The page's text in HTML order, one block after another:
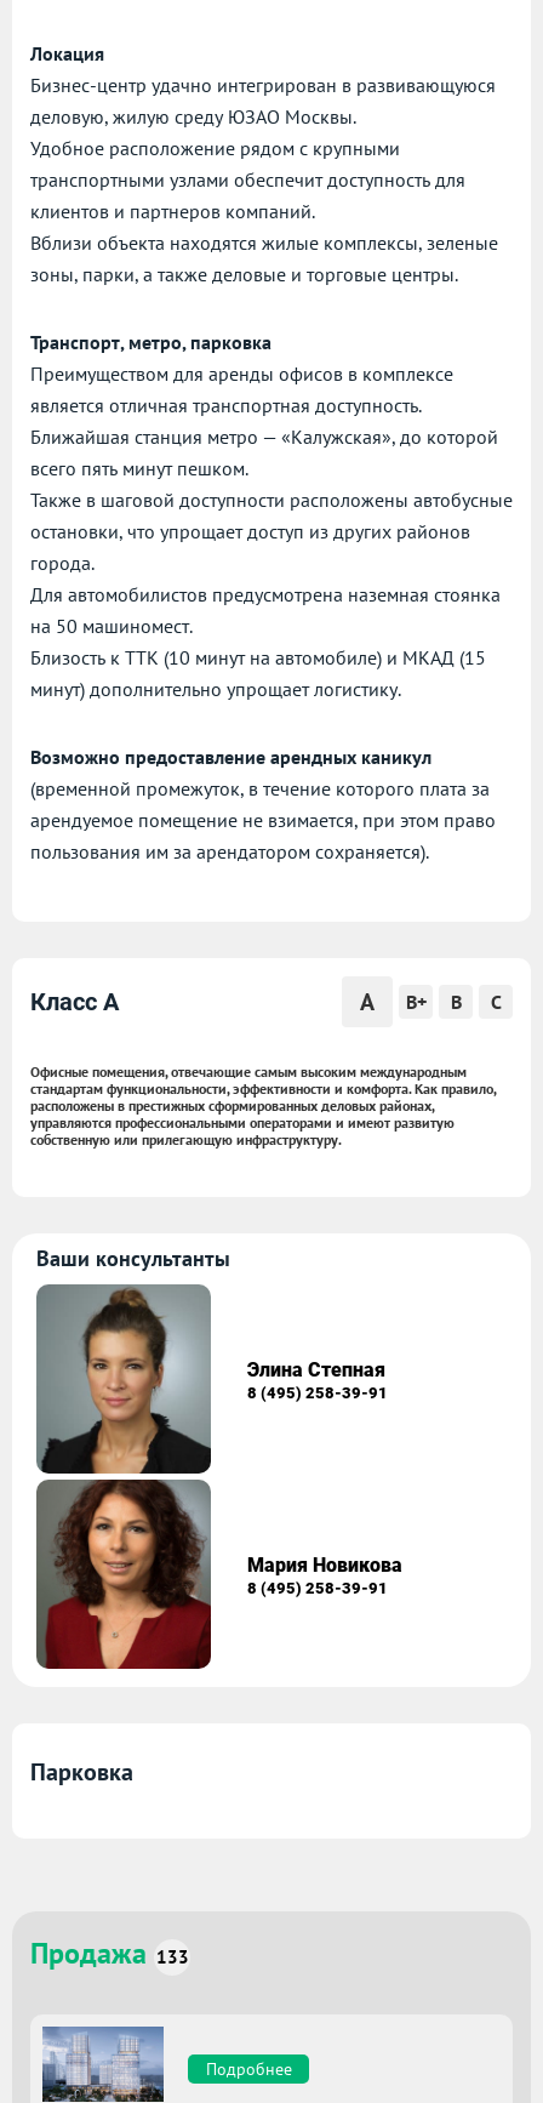
Локация
Бизнес-центр удачно интегрирован в развивающуюся
деловую, жилую среду ЮЗАО Москвы.
Удобное расположение рядом с крупными
транспортными узлами обеспечит доступность для
клиентов и партнеров компаний.
Вблизи объекта находятся жилые комплексы, зеленые
зоны, парки, а также деловые и торговые центры.
Транспорт, метро, парковка
Преимуществом для аренды офисов в комплексе
является отличная транспортная доступность.
Ближайшая станция метро — «Калужская», до которой
всего пять минут пешком.
Также в шаговой доступности расположены автобусные
остановки, что упрощает доступ из других районов
города.
Для автомобилистов предусмотрена наземная стоянка
на 50 машиномест.
Близость к ТТК (10 минут на автомобиле) и МКАД (15
минут) дополнительно упрощает логистику.
Возможно предоставление арендных каникул
(временной промежуток, в течение которого плата за
арендуемое помещение не взимается, при этом право
пользования им за арендатором сохраняется).
Класс A A B+ B C
Офисные помещения, отвечающие самым высоким международным
стандартам функциональности, эффективности и комфорта. Как правило,
расположены в престижных сформированных деловых районах,
управляются профессиональными операторами и имеют развитую
собственную или прилегающую инфраструктуру.
Ваши консультанты
Элина Степная
8 (495) 258-39-91
Мария Новикова
8 (495) 258-39-91
Парковка
Продажа 133
Подробнее